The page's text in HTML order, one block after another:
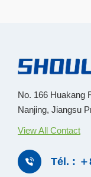
No. 166 Huakang
Nanjing, Jiangsu
View All Contact
Tél. :